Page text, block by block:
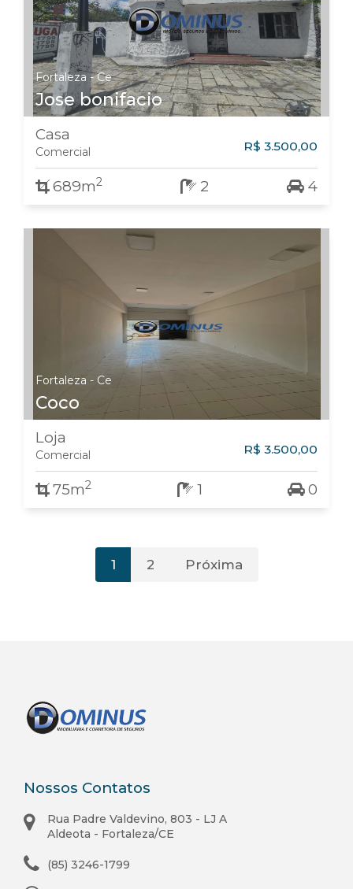
Fortaleza - Ce
Jose bonifacio
Casa
Comercial R$ 3.500,00
689m2 2 4
Fortaleza - Ce
Coco
Loja
Comercial R$ 3.500,00
75m2 1 0
1 2 Próxima
Nossos Contatos
Rua Padre Valdevino, 803 - LJ A
Aldeota - Fortaleza/CE
(85) 3246-1799